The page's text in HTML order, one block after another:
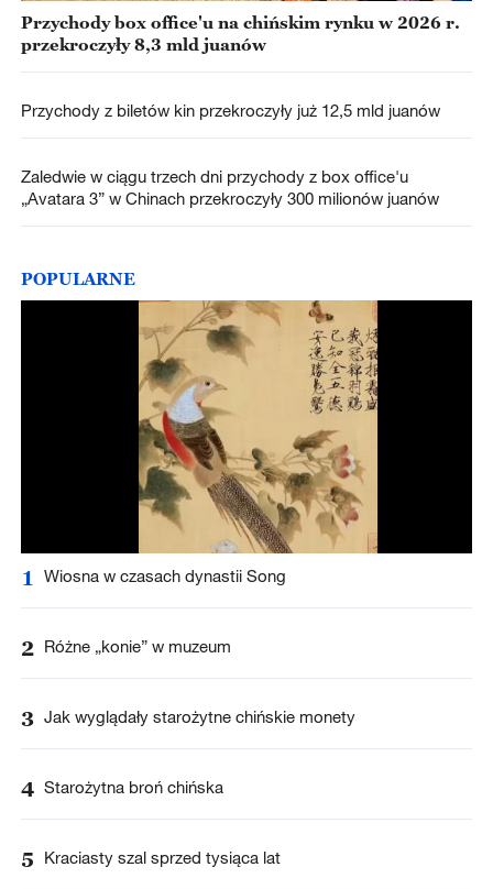
Przychody box office'u na chińskim rynku w 2026 r.
przekroczyły 8,3 mld juanów
Przychody z biletów kin przekroczyły już 12,5 mld juanów
Zaledwie w ciągu trzech dni przychody z box office'u
„Avatara 3” w Chinach przekroczyły 300 milionów juanów
POPULARNE
1 Wiosna w czasach dynastii Song
2 Różne „konie” w muzeum
3 Jak wyglądały starożytne chińskie monety
4 Starożytna broń chińska
5 Kraciasty szal sprzed tysiąca lat